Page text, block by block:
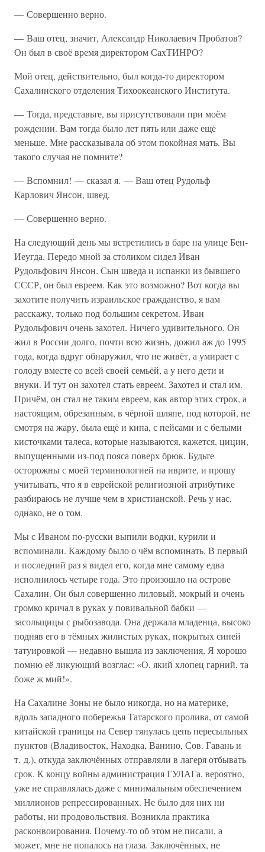
— Совершенно верно.
— Ваш отец, значит, Александр Николаевич Пробатов?
Он был в своё время директором СахТИНРО?
Мой отец, действительно, был когда-то директором
Сахалинского отделения Тихоокеанского Института.
— Тогда, представьте, вы присутствовали при моём
рождении. Вам тогда было лет пять или даже ещё
меньше. Мне рассказывала об этом покойная мать. Вы
такого случая не помните?
— Вспомнил! — сказал я. — Ваш отец Рудольф
Карлович Янсон, швед.
— Совершенно верно.
На следующий день мы встретились в баре на улице Бен-
Иеугда. Передо мной за столиком сидел Иван
Рудольфович Янсон. Сын шведа и испанки из бывшего
СССР, он был евреем. Как это возможно? Вот когда вы
захотите получить израильское гражданство, я вам
расскажу, только под большим секретом. Иван
Рудольфович очень захотел. Ничего удивительного. Он
жил в России долго, почти всю жизнь, дожил аж до 1995
года, когда вдруг обнаружил, что не живёт, а умирает с
голоду вместе со всей своей семьёй, а у него дети и
внуки. И тут он захотел стать евреем. Захотел и стал им.
Причём, он стал не таким евреем, как автор этих строк, а
настоящим, обрезанным, в чёрной шляпе, под которой, не
смотря на жару, была ещё и кипа, с пейсами и с белыми
кисточками талеса, которые называются, кажется, цицин,
выпущенными из-под пояса поверх брюк. Будьте
осторожны с моей терминологией на иврите, и прошу
учитывать, что я в еврейской религиозной атрибутике
разбираюсь не лучше чем в христианской. Речь у нас,
однако, не о том.
Мы с Иваном по-русски выпили водки, курили и
вспоминали. Каждому было о чём вспоминать. В первый
и последний раз я видел его, когда мне самому едва
исполнилось четыре года. Это произошло на острове
Сахалин. Он был совершенно лиловый, мокрый и очень
громко кричал в руках у повивальной бабки —
засольщицы с рыбозавода. Она держала младенца, высоко
подняв его в тёмных жилистых руках, покрытых синей
татуировкой — недавно вышла из заключения, Я хорошо
помню её ликующий возглас: «О, який хлопец гарний, та
боже ж мий!».
На Сахалине Зоны не было никогда, но на материке,
вдоль западного побережья Татарского пролива, от самой
китайской границы на Север тянулась цепь пересыльных
пунктов (Владивосток, Находка, Ванино, Сов. Гавань и
т. д.), откуда заключённых отправляли в лагеря отбывать
срок. К концу войны администрация ГУЛАГа, вероятно,
уже не справлялась даже с минимальным обеспечением
миллионов репрессированных. Не было для них ни
работы, ни продовольствия. Возникла практика
расконвоирования. Почему-то об этом не писали, а
может, мне не попалось на глаза. Заключённых, не